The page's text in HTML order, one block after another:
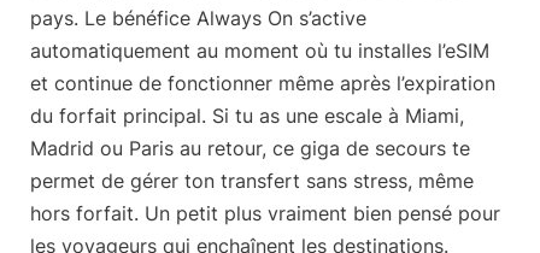
pays. Le bénéfice Always On s’active
automatiquement au moment où tu installes l’eSIM
et continue de fonctionner même après l’expiration
du forfait principal. Si tu as une escale à Miami,
Madrid ou Paris au retour, ce giga de secours te
permet de gérer ton transfert sans stress, même
hors forfait. Un petit plus vraiment bien pensé pour
les voyageurs qui enchaînent les destinations.